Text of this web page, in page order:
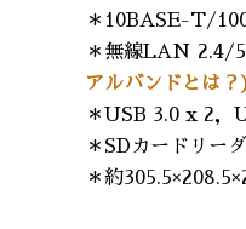
＊10BASE-T/
＊無線LAN 2.4/
アルバンドとは？
＊USB 3.0 x 2，
＊SDカードリーダ
＊約